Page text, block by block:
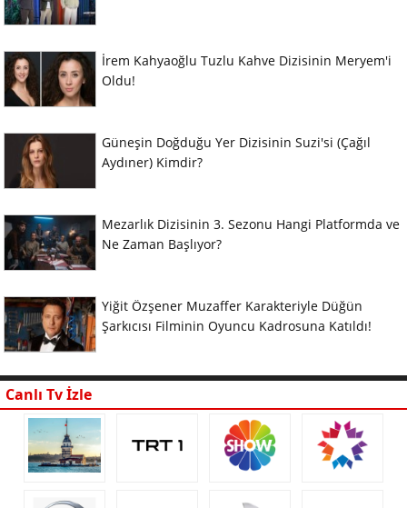
İrem Kahyaoğlu Tuzlu Kahve Dizisinin Meryem'i
Oldu!
Güneşin Doğduğu Yer Dizisinin Suzi'si (Çağıl
Aydıner) Kimdir?
Mezarlık Dizisinin 3. Sezonu Hangi Platformda ve
Ne Zaman Başlıyor?
Yiğit Özşener Muzaffer Karakteriyle Düğün
Şarkıcısı Filminin Oyuncu Kadrosuna Katıldı!
Canlı Tv İzle